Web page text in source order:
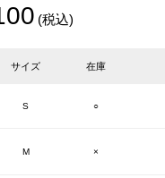
(税込)
サイズ 在庫
S ○
M ×